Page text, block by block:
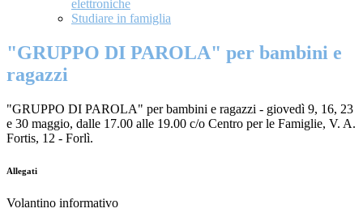
elettroniche
Studiare in famiglia
"GRUPPO DI PAROLA" per bambini e
ragazzi
"GRUPPO DI PAROLA" per bambini e ragazzi - giovedì 9, 16, 23
e 30 maggio, dalle 17.00 alle 19.00 c/o Centro per le Famiglie, V. A.
Fortis, 12 - Forlì.
Allegati
Volantino informativo